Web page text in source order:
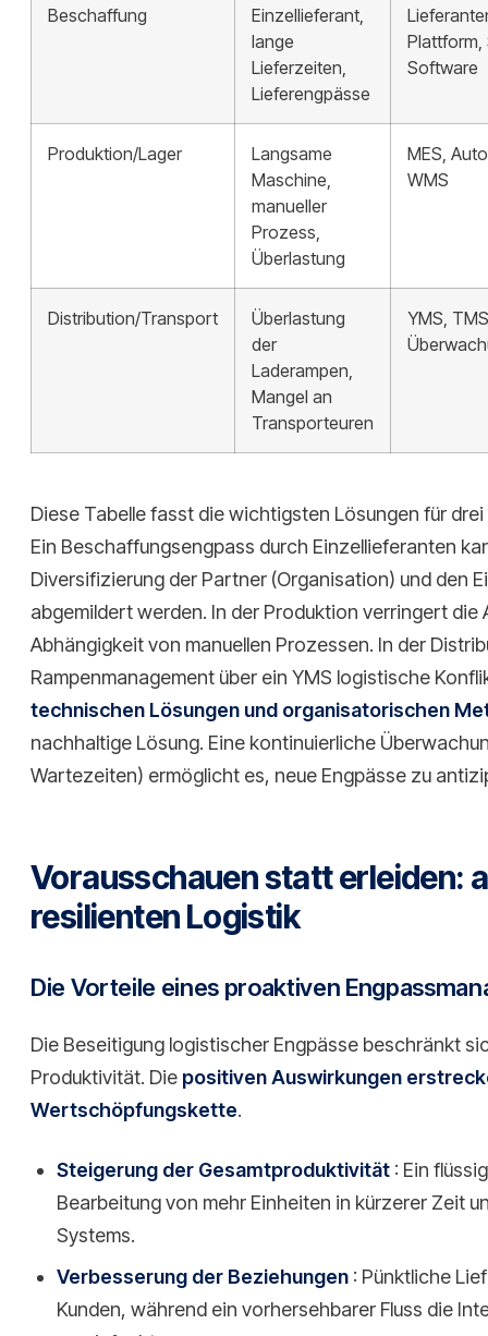
Beschaffung
Einzellieferant,
lange
Lieferzeiten,
Lieferengpässe
Software
Produktion/Lager
Langsame
Maschine,
manueller
Prozess,
Überlastung
MES,
WMS
Distribution/Transport
Überlastung
der
Laderampen,
Mangel an
Transporteuren
YMS,
Diese Tabelle fasst die wichtigsten Lösungen für
Ein Beschaffungsengpass durch Einzellieferanten
Diversifizierung der Partner (Organisation) und den
abgemildert werden. In der Produktion verringert die
Abhängigkeit von manuellen Prozessen. In der
Rampenmanagement über ein YMS logistische
technischen Lösungen und organisatorischen
nachhaltige Lösung. Eine kontinuierliche
Wartezeiten) ermöglicht es, neue Engpässe zu
Vorausschauen statt erleiden:
resilienten Logistik
Die Vorteile eines proaktiven
Die Beseitigung logistischer Engpässe beschränkt
Produktivität. Die positiven Auswirkungen
Wertschöpfungskette.
Steigerung der Gesamtproduktivität : Ein
Bearbeitung von mehr Einheiten in kürzerer Zeit
Systems.
Verbesserung der Beziehungen : Pünktliche
Kunden, während ein vorhersehbarer Fluss die